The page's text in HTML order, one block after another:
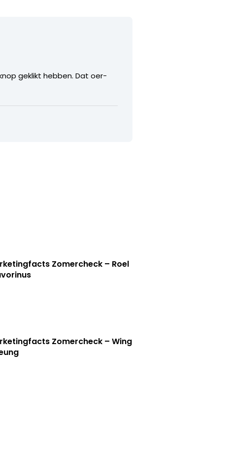
geklikt hebben. Dat oer-
Zomercheck – Roel
Zomercheck – Wing